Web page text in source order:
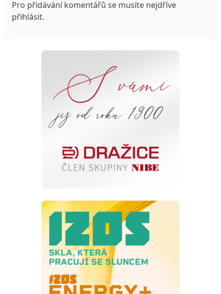
Pro přidávání komentářů se musíte nejdříve
přihlásit.